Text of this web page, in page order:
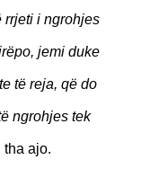
rrjeti i ngrohjes
jemi duke
të reja, që do
ngrohjes tek
tha ajo.